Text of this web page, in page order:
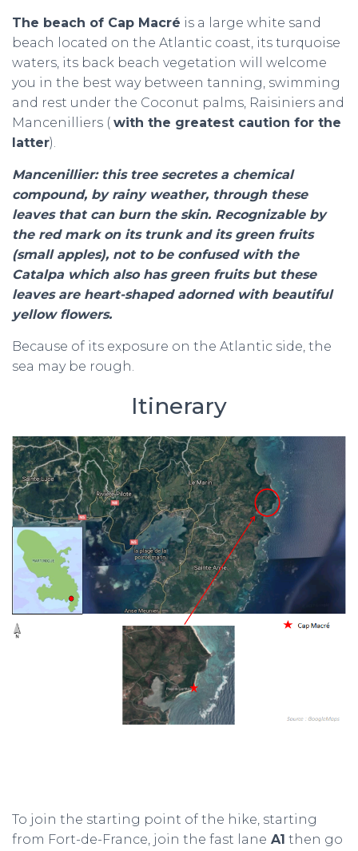
The beach of Cap Macré is a large white sand
beach located on the Atlantic coast, its turquoise
waters, its back beach vegetation will welcome
you in the best way between tanning, swimming
and rest under the Coconut palms, Raisiniers and
Mancenilliers ( with the greatest caution for the
latter).
Mancenillier: this tree secretes a chemical
compound, by rainy weather, through these
leaves that can burn the skin. Recognizable by
the red mark on its trunk and its green fruits
(small apples), not to be confused with the
Catalpa which also has green fruits but these
leaves are heart-shaped adorned with beautiful
yellow flowers.
Because of its exposure on the Atlantic side, the
sea may be rough.
Itinerary
To join the starting point of the hike, starting
from Fort-de-France, join the fast lane A1 then go